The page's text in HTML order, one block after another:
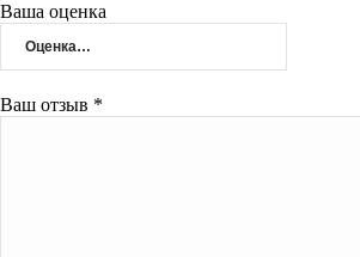
Ваша оценка
Ваш отзыв *